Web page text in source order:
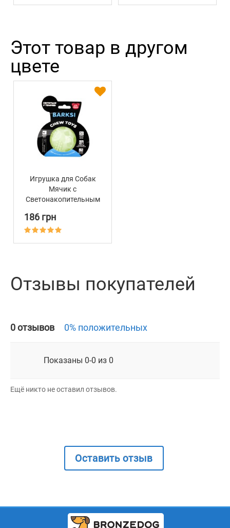
Этот товар в другом
цвете
Игрушка для Собак
Мячик с
Светонакопительным
GLOW 7,5 см
186 грн
Отзывы покупателей
0 отзывов 0% положительных
Показаны 0-0 из 0
Ещё никто не оставил отзывов.
Оставить отзыв